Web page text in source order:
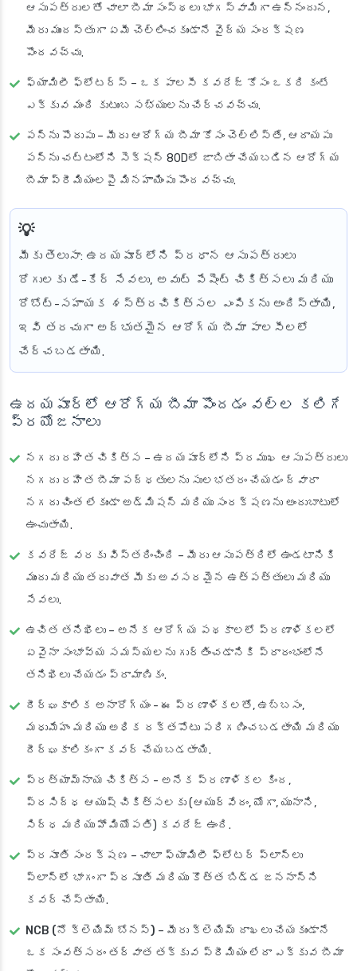
ఆసుపత్రులతో చాలా బీమా సంస్థలు భాగస్వామిగా ఉన్నందున,
మీరు ముందస్తుగా ఏమీ చెల్లించకుండానే వైద్య సంరక్షణ
పొందవచ్చు.
ఫ్యామిలీ ఫ్లోటర్స్ – ఒక పాలసీ కవరేజ్ కోసం ఒకరి కంటే
ఎక్కువ మంది కుటుంబ సభ్యులను చేర్చవచ్చు.
పన్ను పొదుపు – మీరు ఆరోగ్య బీమా కోసం చెల్లిస్తే, ఆదాయపు
పన్ను చట్టంలోని సెక్షన్ 80Dలో జాబితా చేయబడిన ఆరోగ్య
బీమా ప్రీమియంలపై మినహాయింపు పొందవచ్చు.
మీకు తెలుసా: ఉదయపూర్‌లోని ప్రధాన ఆసుపత్రులు
రోగులకు డే-కేర్ సేవలు, అవుట్ పేషెంట్ చికిత్సలు మరియు
రోబోట్-సహాయక శస్త్రచికిత్సల ఎంపికను అందిస్తాయి,
ఇవి తరచుగా అద్భుతమైన ఆరోగ్య బీమా పాలసీలలో
చేర్చబడతాయి.
ఉదయపూర్‌లో ఆరోగ్య బీమా పొందడం వల్ల కలిగే
ప్రయోజనాలు
నగదు రహిత చికిత్స – ఉదయపూర్‌లోని ప్రముఖ ఆసుపత్రులు
నగదు రహిత బీమా పద్ధతులను సులభతరం చేయడం ద్వారా
నగదు చింత లేకుండా అడ్మిషన్ మరియు సంరక్షణను అందుబాటులో
ఉంచుతాయి.
కవరేజ్ వరకు విస్తరించింది – మీరు ఆసుపత్రిలో ఉండటానికి
ముందు మరియు తరువాత మీకు అవసరమైన ఉత్పత్తులు మరియు
సేవలు.
ఉచిత తనిఖీలు – అనేక ఆరోగ్య పథకాలలో ప్రణాళికలలో
ఏవైనా సంభావ్య సమస్యలను గుర్తించడానికి ప్రారంభంలోనే
తనిఖీలు చేయడం ప్రామాణికం.
దీర్ఘకాలిక అనారోగ్యం - ఈ ప్రణాళికలతో, ఉబ్బసం,
మధుమేహం మరియు అధిక రక్తపోటు పరిగణించబడతాయి మరియు
దీర్ఘకాలికంగా కవర్ చేయబడతాయి.
ప్రత్యామ్నాయ చికిత్స - అనేక ప్రణాళికల కింద,
ప్రసిద్ధ ఆయుష్ చికిత్సలకు (ఆయుర్వేదం, యోగా, యునాని,
సిద్ధ మరియు హోమియోపతి) కవరేజ్ ఉంది.
ప్రసూతి సంరక్షణ – చాలా ఫ్యామిలీ ఫ్లోటర్ ప్లాన్‌లు
ప్లాన్‌లో భాగంగా ప్రసూతి మరియు కొత్త బిడ్డ జననాన్ని
కవర్ చేస్తాయి.
NCB (నో క్లెయిమ్ బోనస్) – మీరు క్లెయిమ్ దాఖలు చేయకుండానే
ఒక సంవత్సరం తర్వాత తక్కువ ప్రీమియం లేదా ఎక్కువ బీమా